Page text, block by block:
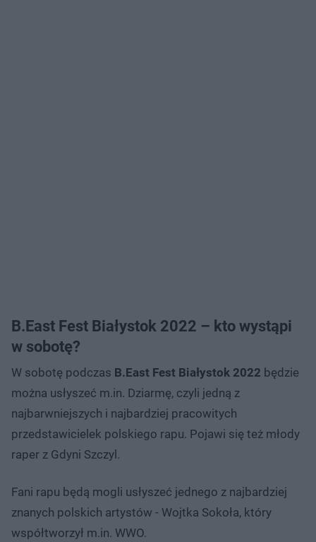
B.East Fest Białystok 2022 – kto wystąpi
w sobotę?
W sobotę podczas B.East Fest Białystok 2022 będzie
można usłyszeć m.in. Dziarmę, czyli jedną z
najbarwniejszych i najbardziej pracowitych
przedstawicielek polskiego rapu. Pojawi się też młody
raper z Gdyni Szczyl.
Fani rapu będą mogli usłyszeć jednego z najbardziej
znanych polskich artystów - Wojtka Sokoła, który
współtworzył m.in. WWO.